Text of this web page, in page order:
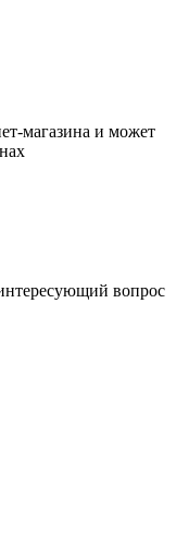
магазина и может
вопрос